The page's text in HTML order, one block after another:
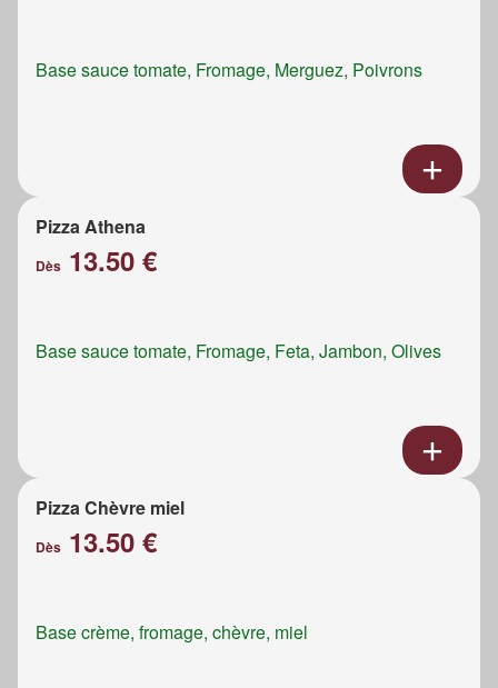
Base sauce tomate, Fromage, Merguez, Poivrons
Pizza Athena
Dès 13.50 €
Base sauce tomate, Fromage, Feta, Jambon, Olives
Pizza Chèvre miel
Dès 13.50 €
Base crème, fromage, chèvre, miel